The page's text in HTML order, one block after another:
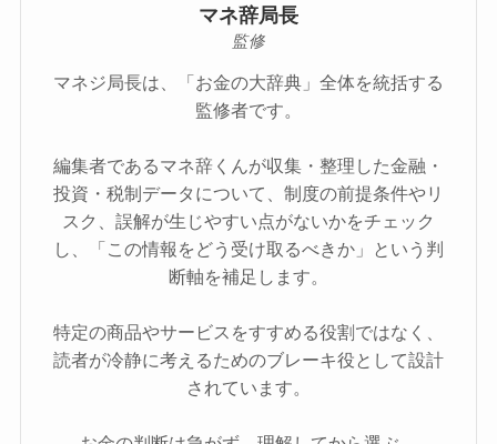
マネ辞局長
監修
マネジ局長は、「お金の大辞典」全体を統括する
監修者です。
編集者であるマネ辞くんが収集・整理した金融・
投資・税制データについて、制度の前提条件やリ
スク、誤解が生じやすい点がないかをチェック
し、「この情報をどう受け取るべきか」という判
断軸を補足します。
特定の商品やサービスをすすめる役割ではなく、
読者が冷静に考えるためのブレーキ役として設計
されています。